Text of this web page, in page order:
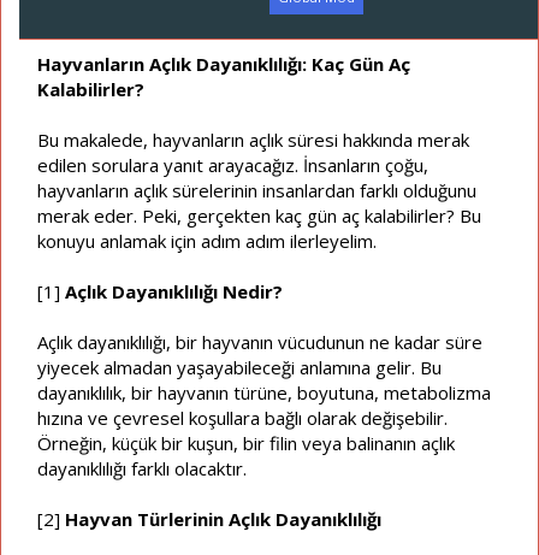
t
r
i
h
Hayvanların Açlık Dayanıklılığı: Kaç Gün Aç
Kalabilirler?
Bu makalede, hayvanların açlık süresi hakkında merak
edilen sorulara yanıt arayacağız. İnsanların çoğu,
hayvanların açlık sürelerinin insanlardan farklı olduğunu
merak eder. Peki, gerçekten kaç gün aç kalabilirler? Bu
konuyu anlamak için adım adım ilerleyelim.
[1] Açlık Dayanıklılığı Nedir?
Açlık dayanıklılığı, bir hayvanın vücudunun ne kadar süre
yiyecek almadan yaşayabileceği anlamına gelir. Bu
dayanıklılık, bir hayvanın türüne, boyutuna, metabolizma
hızına ve çevresel koşullara bağlı olarak değişebilir.
Örneğin, küçük bir kuşun, bir filin veya balinanın açlık
dayanıklılığı farklı olacaktır.
[2] Hayvan Türlerinin Açlık Dayanıklılığı